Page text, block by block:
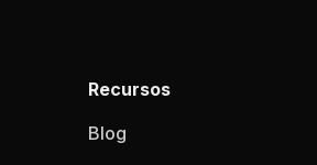
Recursos
Blog